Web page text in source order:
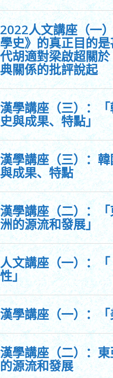
2022人文講座（一
學史》的真正目的
代胡適對梁啟超關
典關係的批評說起
漢學講座（三）：
史與成果、特點」
漢學講座（三）：
與成果、特點
漢學講座（二）：
洲的源流和發展」
人文講座（一）：
性」
漢學講座（一）：
漢學講座（二）：
的源流和發展